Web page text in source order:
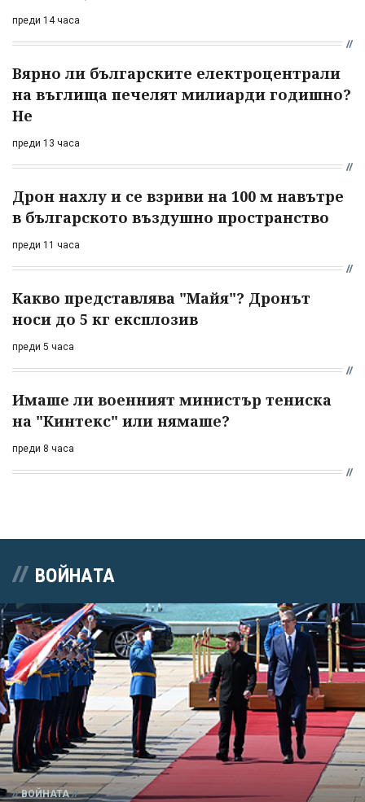
преди 14 часа
Вярно ли българските електроцентрали
на въглища печелят милиарди годишно?
Не
преди 13 часа
Дрон нахлу и се взриви на 100 м навътре
в българското въздушно пространство
преди 11 часа
Какво представлява "Майя"? Дронът
носи до 5 кг експлозив
преди 5 часа
Имаше ли военният министър тениска
на "Кинтекс" или нямаше?
преди 8 часа
ВОЙНАТА
ВОЙНАТА